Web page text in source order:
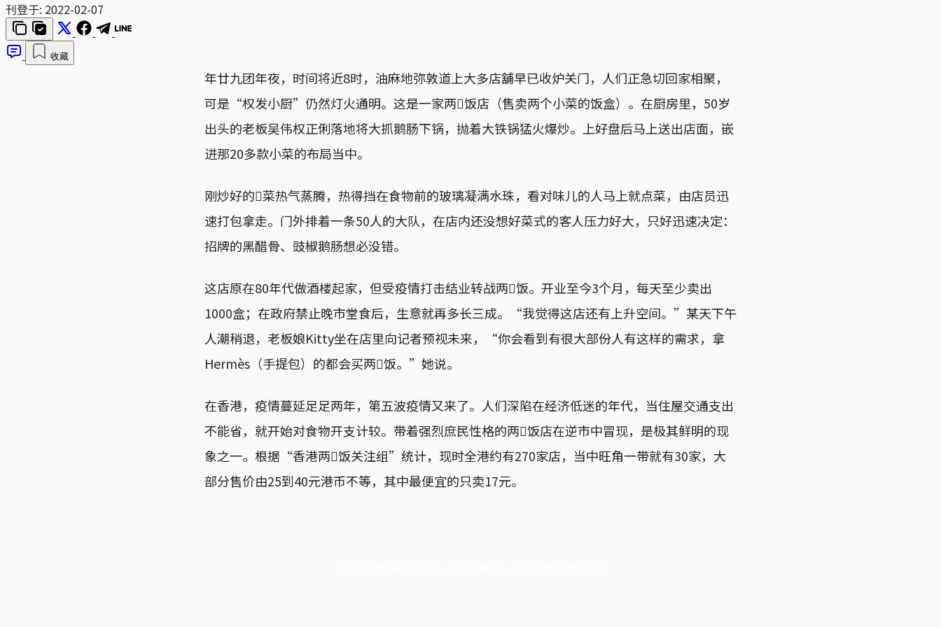
刊登于: 2022-02-07
收藏
年廿九团年夜，时间将近8时，油麻地弥敦道上大多店舖早已收炉关门，人们正急切回家相聚，
可是“权发小厨”仍然灯火通明。这是一家两𩠌饭店（售卖两个小菜的饭盒）。在厨房里，50岁
出头的老板吴伟权正俐落地将大抓鹅肠下锅，抛着大铁锅猛火爆炒。上好盘后马上送出店面，嵌
进那20多款小菜的布局当中。
刚炒好的𩠌菜热气蒸腾，热得挡在食物前的玻璃凝满水珠，看对味儿的人马上就点菜，由店员迅
速打包拿走。门外排着一条50人的大队，在店内还没想好菜式的客人压力好大，只好迅速决定：
招牌的黑醋骨、豉椒鹅肠想必没错。
这店原在80年代做酒楼起家，但受疫情打击结业转战两𩠌饭。开业至今3个月，每天至少卖出
1000盒；在政府禁止晚市堂食后，生意就再多长三成。“我觉得这店还有上升空间。”某天下午
人潮稍退，老板娘Kitty坐在店里向记者预视未来，“你会看到有很大部份人有这样的需求，拿
Hermès（手提包）的都会买两𩠌饭。”她说。
在香港，疫情蔓延足足两年，第五波疫情又来了。人们深陷在经济低迷的年代，当住屋交通支出
不能省，就开始对食物开支计较。带着强烈庶民性格的两𩠌饭店在逆市中冒现，是极其鲜明的现
象之一。根据“香港两𩠌饭关注组”统计，现时全港约有270家店，当中旺角一带就有30家，大
部分售价由25到40元港币不等，其中最便宜的只卖17元。